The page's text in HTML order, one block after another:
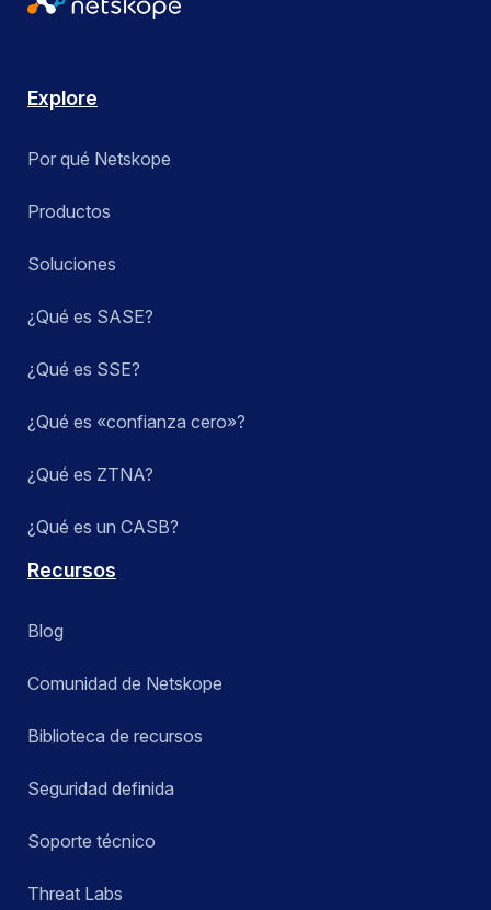
Explore
Por qué Netskope
Productos
Soluciones
¿Qué es SASE?
¿Qué es SSE?
¿Qué es «confianza cero»?
¿Qué es ZTNA?
¿Qué es un CASB?
Recursos
Blog
Comunidad de Netskope
Biblioteca de recursos
Seguridad definida
Soporte técnico
Threat Labs